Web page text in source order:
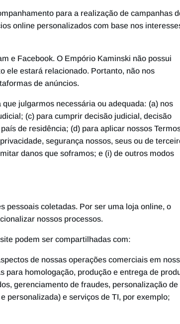
para a realização de campanhas
online personalizados com base nos
e Facebook. O Empório Kaminski não possui
ele estará relacionado. Portanto, não nos
de anúncios.
julgarmos necessária ou adequada: (a) nos
(c) para cumprir decisão judicial, decisão
de residência; (d) para aplicar nossos
segurança nossos, seus ou de
danos que soframos; e (i) de outros modos
pessoais coletadas. Por ser uma loja online, o
nossos processos.
podem ser compartilhadas com:
de nossas operações comerciais em
para homologação, produção e entrega de
gerenciamento de fraudes, personalização de
personalizada) e serviços de TI, por exemplo;